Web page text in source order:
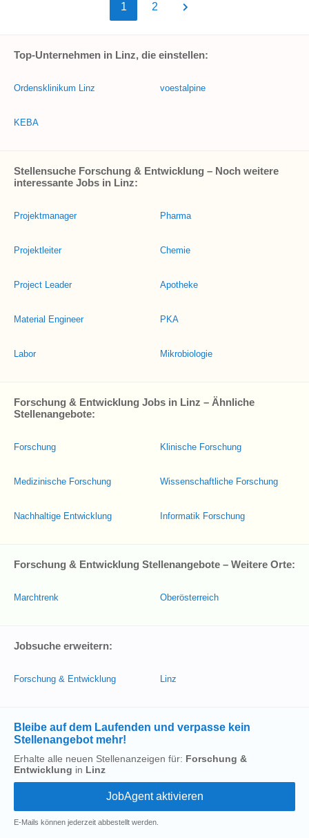
1 2
Top-Unternehmen in Linz, die einstellen:
Ordensklinikum Linz
KEBA
voestalpine
Stellensuche Forschung & Entwicklung – Noch weitere
interessante Jobs in Linz:
Projektmanager
Projektleiter
Project Leader
Material Engineer
Labor
Pharma
Chemie
Apotheke
PKA
Mikrobiologie
Forschung & Entwicklung Jobs in Linz – Ähnliche
Stellenangebote:
Forschung
Medizinische Forschung
Nachhaltige Entwicklung
Klinische Forschung
Wissenschaftliche Forschung
Informatik Forschung
Forschung & Entwicklung Stellenangebote – Weitere Orte:
Marchtrenk Oberösterreich
Jobsuche erweitern:
Forschung & Entwicklung Linz
Bleibe auf dem Laufenden und verpasse kein
Stellenangebot mehr!
Erhalte alle neuen Stellenanzeigen für: Forschung &
Entwicklung in Linz
E-Mails können jederzeit abbestellt werden.